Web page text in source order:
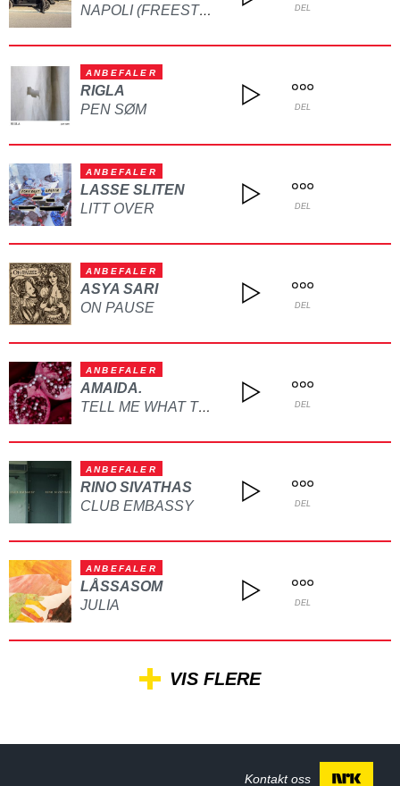
NAPOLI (FREESTYLE) DEL
ANBEFALER
RIGLA
PEN SØM
DEL
ANBEFALER
LASSE SLITEN
LITT OVER
DEL
ANBEFALER
ASYA SARI
ON PAUSE
DEL
ANBEFALER
AMAIDA.
TELL ME WHAT TO DO DEL
ANBEFALER
RINO SIVATHAS
CLUB EMBASSY
DEL
ANBEFALER
LÅSSASOM
JULIA
DEL
VIS FLERE
Kontakt oss